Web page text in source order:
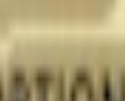
snussatser för lössnus.